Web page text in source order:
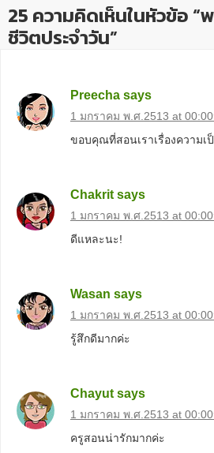
25 ความคิดเห็นในหัวข้อ “
ชีวิตประจำวัน”
Preecha says
1 มกราคม พ.ศ.2513 at 00:00
ขอบคุณที่สอนเราเรื่องความเ
Chakrit says
1 มกราคม พ.ศ.2513 at 00:00
ดีแหละนะ!
Wasan says
1 มกราคม พ.ศ.2513 at 00:00
รู้สึกดีมากค่ะ
Chayut says
1 มกราคม พ.ศ.2513 at 00:00
ครูสอนน่ารักมากค่ะ